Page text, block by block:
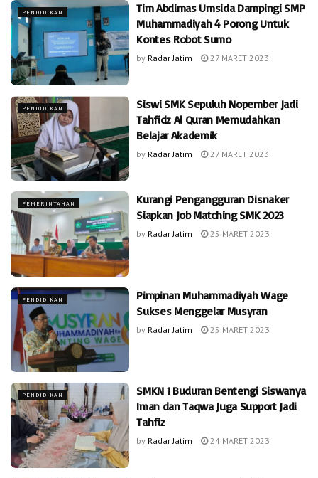
PENDIDIKAN
Tim Abdimas Umsida Dampingi SMP
Muhammadiyah 4 Porong Untuk
Kontes Robot Sumo
by Radar Jatim 27 MARET 2023
PENDIDIKAN
Siswi SMK Sepuluh Nopember Jadi
Tahfidz Al Quran Memudahkan
Belajar Akademik
by Radar Jatim 27 MARET 2023
PEMERINTAHAN
Kurangi Pengangguran Disnaker
Siapkan Job Matching SMK 2023
by Radar Jatim 25 MARET 2023
PENDIDIKAN
Pimpinan Muhammadiyah Wage
Sukses Menggelar Musyran
by Radar Jatim 25 MARET 2023
PENDIDIKAN
SMKN 1 Buduran Bentengi Siswanya
Iman dan Taqwa Juga Support Jadi
Tahfiz
by Radar Jatim 24 MARET 2023